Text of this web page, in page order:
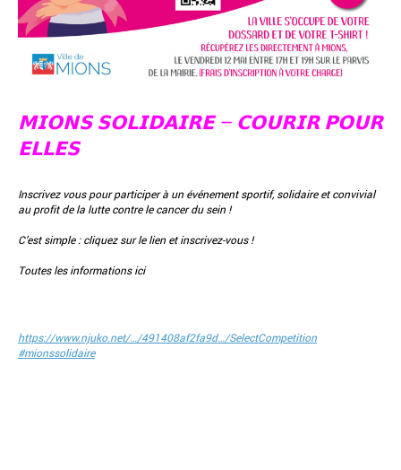
𝗠𝗜𝗢𝗡𝗦 𝗦𝗢𝗟𝗜𝗗𝗔𝗜𝗥𝗘 – 𝗖𝗢𝗨𝗥𝗜𝗥 𝗣𝗢𝗨𝗥
𝗘𝗟𝗟𝗘𝗦
Inscrivez vous pour participer à un événement sportif, solidaire et convivial
au profit de la lutte contre le cancer du sein !
C’est simple : cliquez sur le lien et inscrivez-vous !
Toutes les informations ici
https://www.njuko.net/…/491408af2fa9d…/SelectCompetition
#mionssolidaire